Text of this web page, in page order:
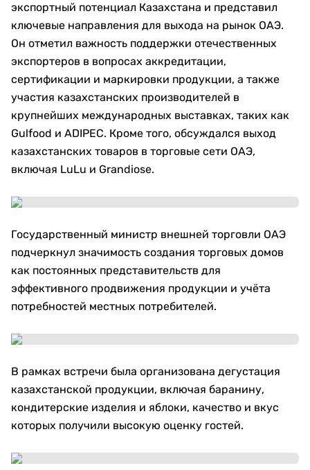
экспортный потенциал Казахстана и представил
ключевые направления для выхода на рынок ОАЭ.
Он отметил важность поддержки отечественных
экспортеров в вопросах аккредитации,
сертификации и маркировки продукции, а также
участия казахстанских производителей в
крупнейших международных выставках, таких как
Gulfood и ADIPEC. Кроме того, обсуждался выход
казахстанских товаров в торговые сети ОАЭ,
включая LuLu и Grandiose.
Государственный министр внешней торговли ОАЭ
подчеркнул значимость создания торговых домов
как постоянных представительств для
эффективного продвижения продукции и учёта
потребностей местных потребителей.
В рамках встречи была организована дегустация
казахстанской продукции, включая баранину,
кондитерские изделия и яблоки, качество и вкус
которых получили высокую оценку гостей.